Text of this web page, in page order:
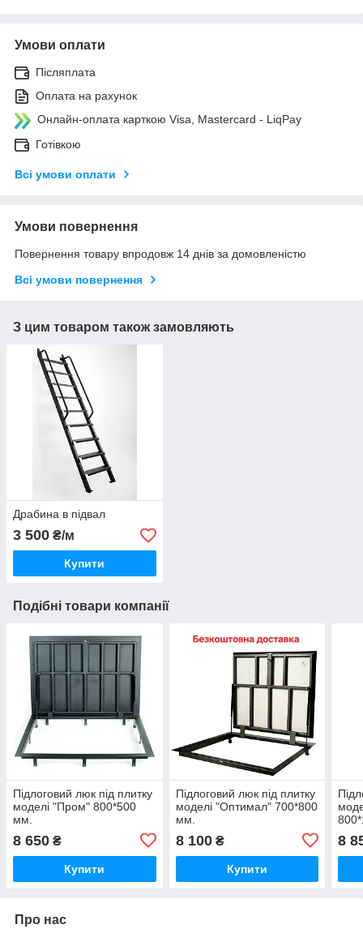
Умови оплати
Післяплата
Оплата на рахунок
Онлайн-оплата карткою Visa, Mastercard - LiqPay
Готівкою
Всі умови оплати
Умови повернення
Повернення товару впродовж 14 днів за домовленістю
Всі умови повернення
З цим товаром також замовляють
Драбина в підвал
3 500 ₴/м
Купити
Подібні товари компанії
Підлоговий люк під плитку
моделі "Пром" 800*500
мм.
8 650 ₴
Купити
Підлоговий люк під плитку
моделі "Оптимал" 700*800
мм.
8 100₴
Купити
8
Про нас